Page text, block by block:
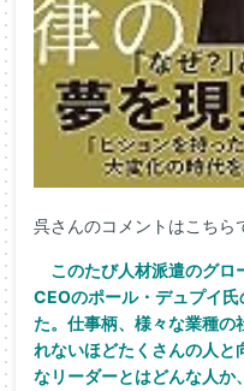
呉さんのコメントはこちら
このたび人材派遣のグロ
CEOのポール・デュプイ
た。仕事柄、様々な業種の
れないほどたくさんの人と
なリーダーとはどんな人か